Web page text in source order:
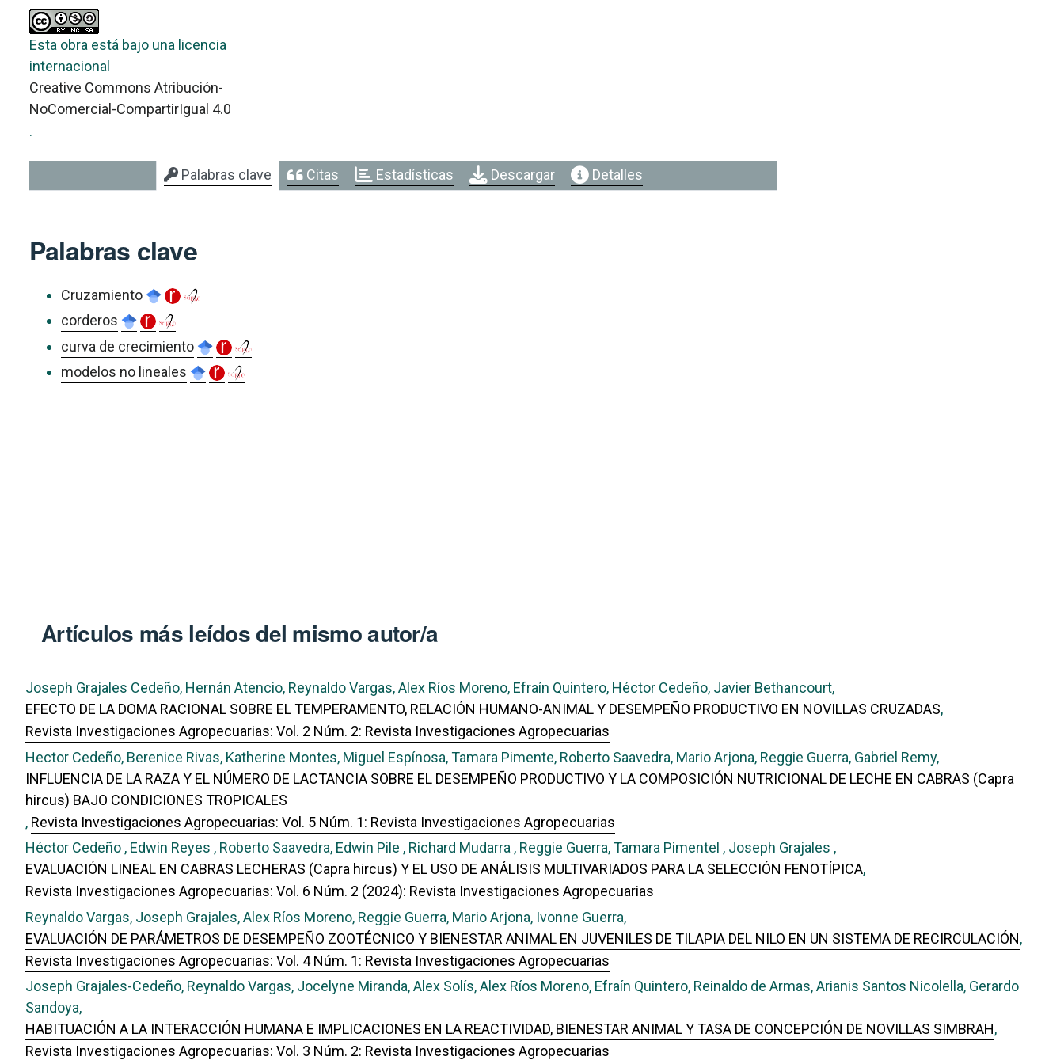
Esta obra está bajo una licencia
internacional
Creative Commons Atribución-
NoComercial-CompartirIgual 4.0
.
Palabras clave Citas Estadísticas Descargar Detalles
Palabras clave
Cruzamiento
corderos
curva de crecimiento
modelos no lineales
Artículos más leídos del mismo autor/a
Joseph Grajales Cedeño, Hernán Atencio, Reynaldo Vargas, Alex Ríos Moreno, Efraín Quintero, Héctor Cedeño, Javier Bethancourt,
EFECTO DE LA DOMA RACIONAL SOBRE EL TEMPERAMENTO, RELACIÓN HUMANO-ANIMAL Y DESEMPEÑO PRODUCTIVO EN NOVILLAS CRUZADAS,
Revista Investigaciones Agropecuarias: Vol. 2 Núm. 2: Revista Investigaciones Agropecuarias
Hector Cedeño, Berenice Rivas, Katherine Montes, Miguel Espínosa, Tamara Pimente, Roberto Saavedra, Mario Arjona, Reggie Guerra, Gabriel Remy,
INFLUENCIA DE LA RAZA Y EL NÚMERO DE LACTANCIA SOBRE EL DESEMPEÑO PRODUCTIVO Y LA COMPOSICIÓN NUTRICIONAL DE LECHE EN CABRAS (Capra
hircus) BAJO CONDICIONES TROPICALES
, Revista Investigaciones Agropecuarias: Vol. 5 Núm. 1: Revista Investigaciones Agropecuarias
Héctor Cedeño , Edwin Reyes , Roberto Saavedra, Edwin Pile , Richard Mudarra , Reggie Guerra, Tamara Pimentel , Joseph Grajales ,
EVALUACIÓN LINEAL EN CABRAS LECHERAS (Capra hircus) Y EL USO DE ANÁLISIS MULTIVARIADOS PARA LA SELECCIÓN FENOTÍPICA,
Revista Investigaciones Agropecuarias: Vol. 6 Núm. 2 (2024): Revista Investigaciones Agropecuarias
Reynaldo Vargas, Joseph Grajales, Alex Ríos Moreno, Reggie Guerra, Mario Arjona, Ivonne Guerra,
EVALUACIÓN DE PARÁMETROS DE DESEMPEÑO ZOOTÉCNICO Y BIENESTAR ANIMAL EN JUVENILES DE TILAPIA DEL NILO EN UN SISTEMA DE RECIRCULACIÓN,
Revista Investigaciones Agropecuarias: Vol. 4 Núm. 1: Revista Investigaciones Agropecuarias
Joseph Grajales-Cedeño, Reynaldo Vargas, Jocelyne Miranda, Alex Solís, Alex Ríos Moreno, Efraín Quintero, Reinaldo de Armas, Arianis Santos Nicolella, Gerardo
Sandoya,
HABITUACIÓN A LA INTERACCIÓN HUMANA E IMPLICACIONES EN LA REACTIVIDAD, BIENESTAR ANIMAL Y TASA DE CONCEPCIÓN DE NOVILLAS SIMBRAH,
Revista Investigaciones Agropecuarias: Vol. 3 Núm. 2: Revista Investigaciones Agropecuarias